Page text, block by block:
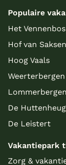
Populaire
Het Vennenbos
Hof van Saksen
Hoog Vaals
Weerterbergen
Lommerbergen
De
De Leistert
Vakantiepark
Zorg &